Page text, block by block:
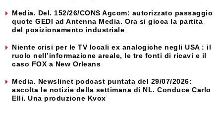
Media. Del. 152/26/CONS Agcom: autorizzato passaggio
quote GEDI ad Antenna Media. Ora si gioca la partita
del posizionamento industriale
Niente crisi per le TV locali ex analogiche negli USA : il
ruolo nell’informazione areale, le tre fonti di ricavi e il
caso FOX a New Orleans
Media. Newslinet podcast puntata del 29/07/2026:
ascolta le notizie della settimana di NL. Conduce Carlo
Elli. Una produzione Kvox